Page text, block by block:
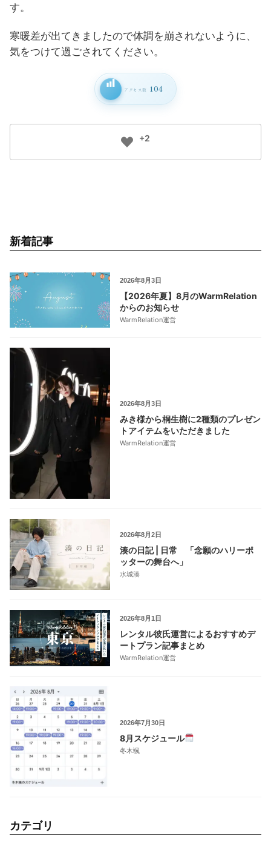
す。
寒暖差が出てきましたので体調を崩されないように、
気をつけて過ごされてください。
アクセス数 104
+2
新着記事
2026年8月3日
【2026年夏】8月のWarmRelation
からのお知らせ
WarmRelation運営
2026年8月3日
みき様から桐生樹に2種類のプレゼン
トアイテムをいただきました
WarmRelation運営
2026年8月2日
湊の日記 | 日常 「念願のハリーポ
ッターの舞台へ」
水城湊
2026年8月1日
レンタル彼氏運営によるおすすめデ
ートプラン記事まとめ
WarmRelation運営
2026年7月30日
8月スケジュール
冬木颯
カテゴリ